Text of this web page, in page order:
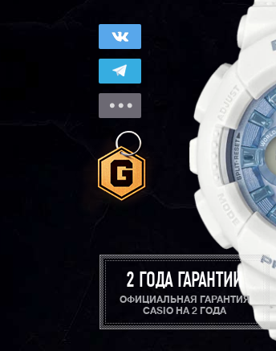
2 ГОДА ГАРАНТИИ
ОФИЦИАЛЬНАЯ ГАРАНТИЯ
CASIO НА 2 ГОДА